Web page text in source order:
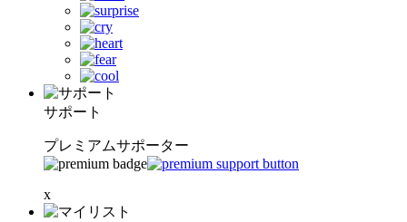
サポート
プレミアムサポーター
x